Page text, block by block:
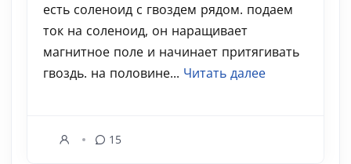
есть соленоид с гвоздем рядом. подаем
ток на соленоид, он наращивает
магнитное поле и начинает притягивать
гвоздь. на половине... Читать далее
15